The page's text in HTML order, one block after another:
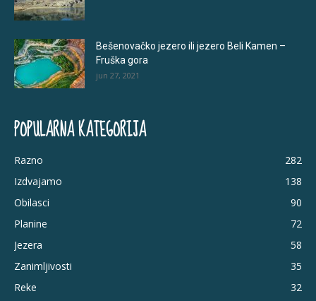
Bešenovačko jezero ili jezero Beli Kamen –
Fruška gora
jun 27, 2021
POPULARNA KATEGORIJA
Razno
282
Izdvajamo
138
Obilasci
90
Planine
72
Jezera
58
Zanimljivosti
35
Reke
32